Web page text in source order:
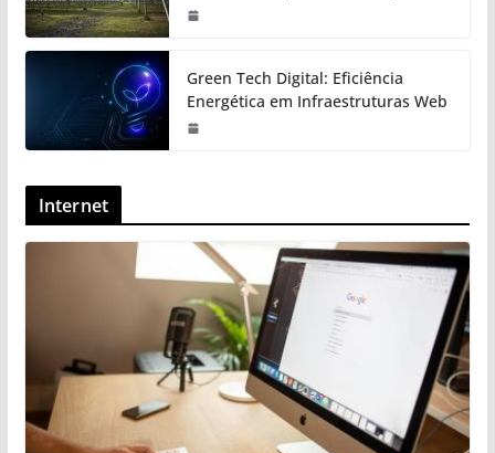
Green Tech Digital: Eficiência
Energética em Infraestruturas Web
Internet